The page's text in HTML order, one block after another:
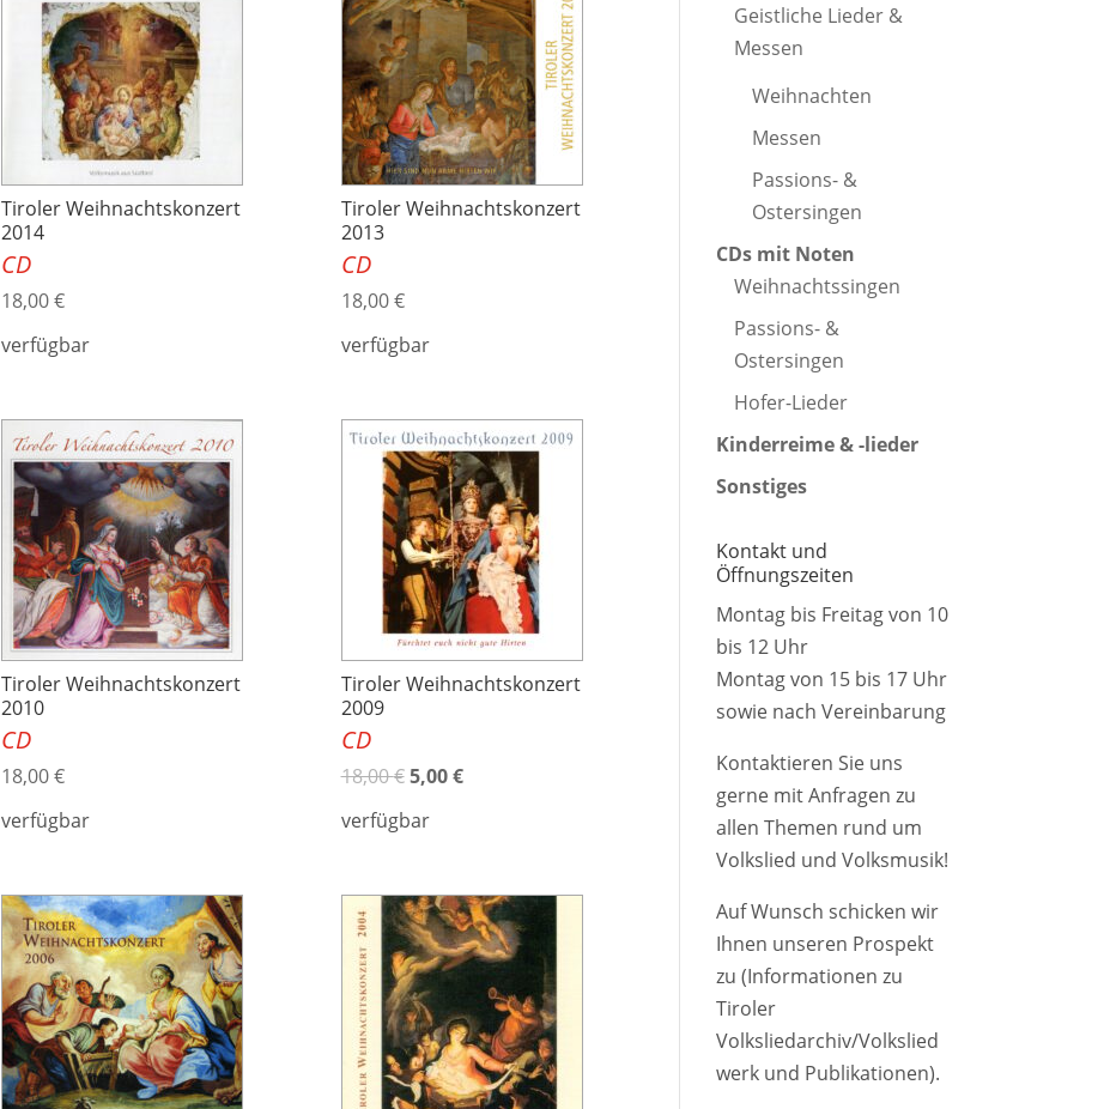
Tiroler Weihnachtskonzert
2014
CD
18,00€
verfügbar
Tiroler Weihnachtskonzert
2013
CD
18,00€
verfügbar
Tiroler Weihnachtskonzert
2010
CD
18,00€
verfügbar
Tiroler Weihnachtskonzert
2009
CD
18,00€ 5,00€
verfügbar
Geistliche Lieder &
Messen
Weihnachten
Messen
Passions- &
Ostersingen
CDs mit Noten
Weihnachtssingen
Passions- &
Ostersingen
Hofer-Lieder
Kinderreime & -lieder
Sonstiges
Kontakt und
Öffnungszeiten
Montag bis Freitag von 10
bis 12 Uhr
Montag von 15 bis 17 Uhr
sowie nach Vereinbarung
Kontaktieren Sie uns
gerne mit Anfragen zu
allen Themen rund um
Volkslied und Volksmusik!
Auf Wunsch schicken wir
Ihnen unseren Prospekt
zu (Informationen zu
Tiroler
Volksliedarchiv/Volkslied
werk und Publikationen).